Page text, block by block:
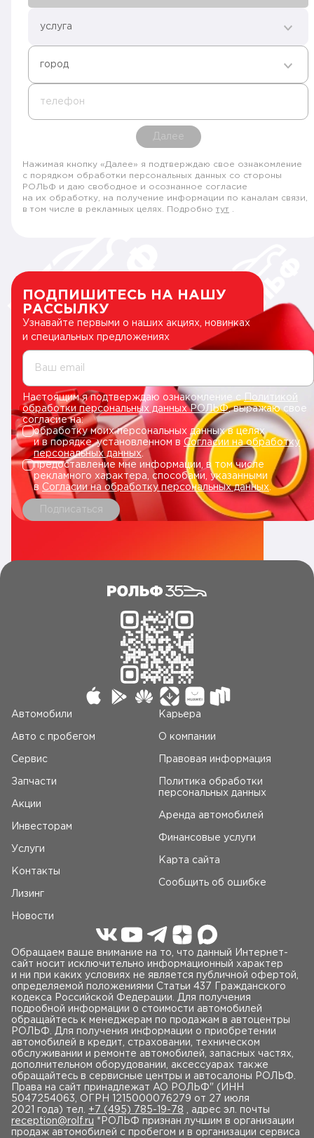
услуга
город
телефон
Далее
Нажимая кнопку «Далее» я подтверждаю свое ознакомление
с порядком обработки персональных данных со стороны
РОЛЬФ и даю свободное и осознанное согласие
на их обработку, на получение информации по каналам связи,
в том числе в рекламных целях. Подробно тут
ПОДПИШИТЕСЬ НА НАШУ
РАССЫЛКУ
Узнавайте первыми о наших акциях, новинках
и специальных предложениях
Ваш email
Настоящим я подтверждаю ознакомление сПолитикой
обработки персональных данных РОЛЬФ, выражаю свое
согласие на:
обработку моих персональных данных в целях
и в порядке, установленном в Согласии на обработку
персональных данных.
предоставление мне информации, в том числе
рекламного характера, способами, указанными
в Согласии на обработку персональных данных
Подписаться
Автомобили
Авто c пробегом
Сервис
Запчасти
Акции
Инвесторам
Услуги
Контакты
Лизинг
Новости
Карьера
О компании
Правовая информация
Политика обработки
персональных данных
Аренда автомобилей
Финансовые услуги
Карта сайта
Сообщить об ошибке
Обращаем ваше внимание на то, что данный Интернет-
сайт носит исключительно информационный характер
и ни при каких условиях не является публичной офертой,
определяемой положениями Статьи 437 Гражданского
кодекса Российской Федерации. Для получения
подробной информации о стоимости автомобилей
обращайтесь к менеджерам по продажам в автоцентры
РОЛЬФ. Для получения информации о приобретении
автомобилей в кредит, страховании, техническом
обслуживании и ремонте автомобилей, запасных частях,
дополнительном оборудовании, аксессуарах также
обращайтесь в сервисные центры и автосалоны РОЛЬФ.
Права на сайт принадлежат AO РОЛЬФ" (ИНН
5047254063, ОГРН 1215000076279 от 27 июля
2021 года) тел. +7 (495) 785-19-78 , адрес эл. почты
reception@rolf.ru *РОЛЬФ признан лучшим в организации
продаж автомобилей с пробегом и в организации сервиса